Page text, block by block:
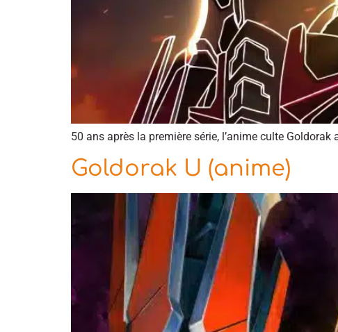
50 ans après la première série, l’anime culte
Goldorak U (anime)